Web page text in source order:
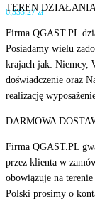
6,333.27zł
TEREN
Firma QGAST.PL
Posiadamy wielu
krajach jak: Niemcy,
doświadczenie oraz
realizację
DARMOWA
Firma QGAST.PL
przez klienta w
obowiązuje na
Polski prosimy o